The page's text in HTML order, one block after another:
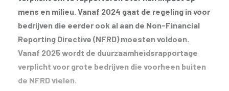
mens en milieu. Vanaf 2024 gaat de regeling in voor
bedrijven die eerder ook al aan de Non-Financial
Reporting Directive (NFRD) moesten voldoen.
Vanaf 2025 wordt de duurzaamheidsrapportage
verplicht voor grote bedrijven die voorheen buiten
de NFRD vielen.